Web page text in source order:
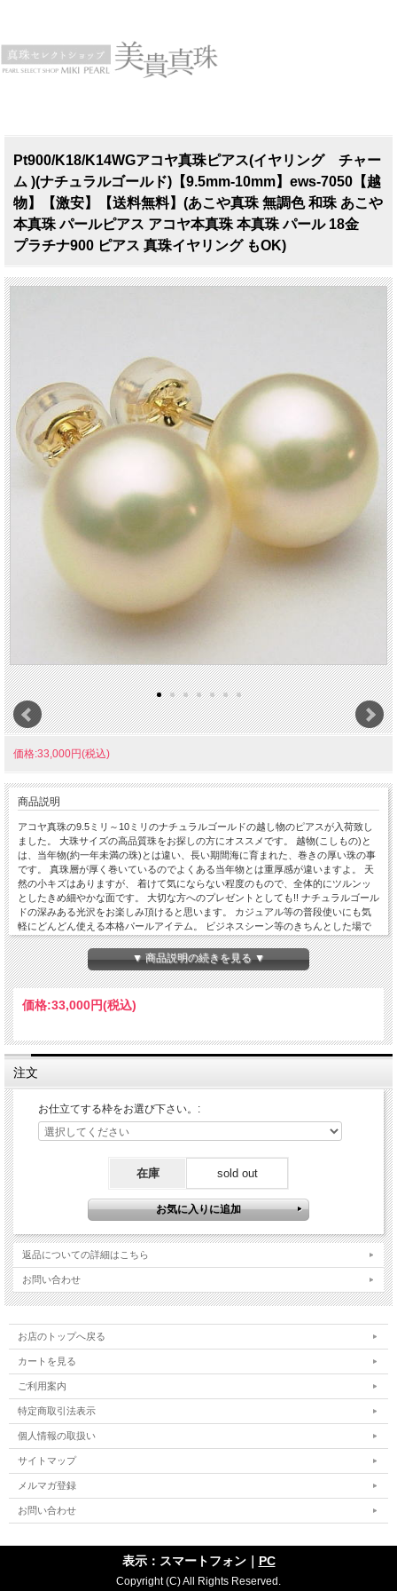
Pt900/K18/K14WGアコヤ真珠ピアス(イヤリング チャー
ム )(ナチュラルゴールド)【9.5mm-10mm】ews-7050【越
物】【激安】【送料無料】(あこや真珠 無調色 和珠 あこや
本真珠 パールピアス アコヤ本真珠 本真珠 パール 18金
プラチナ900 ピアス 真珠イヤリング もOK)
価格:33,000円(税込)
商品説明
アコヤ真珠の9.5ミリ～10ミリのナチュラルゴールドの越し物のピアスが入荷致し
ました。 大珠サイズの高品質珠をお探しの方にオススメです。 越物(こしもの)と
は、当年物(約一年未満の珠)とは違い、長い期間海に育まれた、巻きの厚い珠の事
です。 真珠層が厚く巻いているのでよくある当年物とは重厚感が違いますよ。 天
然の小キズはありますが、 着けて気にならない程度のもので、全体的にツルンッ
としたきめ細やかな面です。 大切な方へのプレゼントとしても!! ナチュラルゴール
ドの深みある光沢をお楽しみ頂けると思います。 カジュアル等の普段使いにも気
軽にどんどん使える本格パールアイテム。 ビジネスシーン等のきちんとした場で
もビシッと締まったイメージになりますよ。 ホワイト系をすでにお持ちの方で、
ワンランク上のピアスも試してみたいとお考えの方も是非っ♪ 数点のみの激安限定
販売ですのでお早めに。 ケースに入れて宅配便(送料無料)でのお届けとなります。
【真珠の種類】アコヤ真珠
【真珠の色】ナチュラルゴールド
【真珠の形】ラウンド
【真珠のグレード】
■照り： 良い★★☆☆☆弱い(非常に良い～良い)
■巻き： 厚い★☆☆☆☆薄い(厚い)
■キズ： 少数☆★☆☆☆多い(小キズ)
900(Pt900)、キャッチ：シリコン(K14WG/K18/Pt900)
【サイズ】ポスト芯：0.8mm、長さ：13.7mm
▼ 商品説明の続きを見る ▼
価格:33,000円(税込)
注文
お仕立てする枠をお選び下さい。:
在庫 sold out
返品についての詳細はこちら
お問い合わせ
お店のトップへ戻る
カートを見る
ご利用案内
特定商取引法表示
個人情報の取扱い
サイトマップ
メルマガ登録
お問い合わせ
表示：スマートフォン｜ PC
Copyright (C) All Rights Reserved.